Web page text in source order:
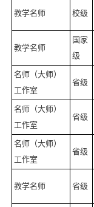
教学名师 校级
教学名师
国家
级
名师（大师）
工作室
省级
名师（大师）
工作室
省级
名师（大师）
工作室
省级
教学名师 省级